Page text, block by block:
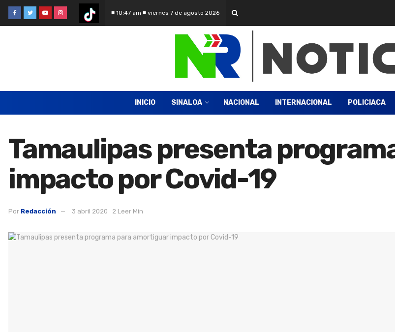
■ 10:47 am ■ viernes 7 de agosto 2026
INICIO SINALOA NACIONAL INTERNACIONAL POLICIACA
Tamaulipas presenta
impacto por Covid-19
Por Redacción 3 abril 2020 2 Leer Min